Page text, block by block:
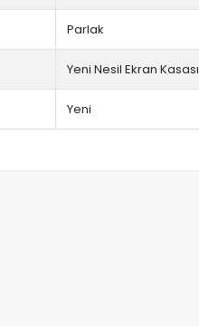
Parlak
Yeni Nesil Ekran Kasası
Yeni